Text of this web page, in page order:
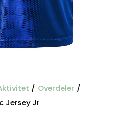
/ Overdeler /
Jersey Jr